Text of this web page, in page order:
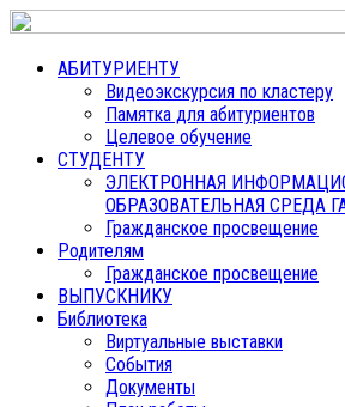
АБИТУРИЕНТУ
Видеоэкскурсия по кластеру
Памятка для абитуриентов
Целевое обучение
СТУДЕНТУ
ЭЛЕКТРОННАЯ
ОБРАЗОВАТЕЛЬНАЯ СРЕДА
Гражданское просвещение
Родителям
Гражданское просвещение
ВЫПУСКНИКУ
Библиотека
Виртуальные выставки
События
Документы